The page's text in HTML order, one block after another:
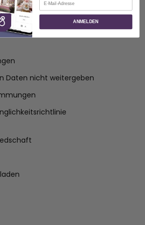
Daten nicht weitergeben
ANMELDEN